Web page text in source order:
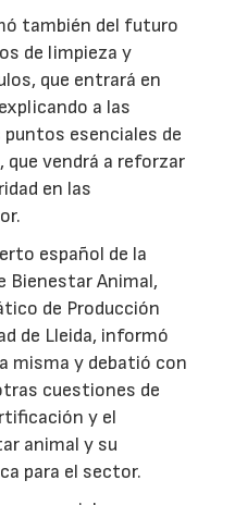
también del futuro
de limpieza y
que entrará en
a las
puntos esenciales de
vendrá a reforzar
en las
español de la
Bienestar Animal,
de Producción
de Lleida, informó
misma y debatió con
cuestiones de
y el
animal y su
para el sector.